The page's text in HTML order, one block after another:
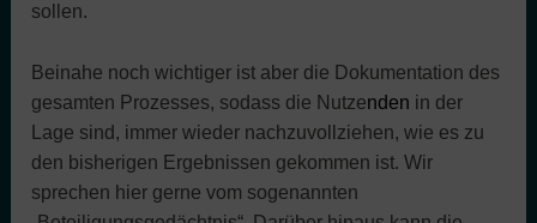
sollen.
Beinahe noch wichtiger ist aber die Dokumentation des
gesamten Prozesses, sodass die Nutzenden in der
Lage sind, immer wieder nachzuvollziehen, wie es zu
den bisherigen Ergebnissen gekommen ist. Wir
sprechen hier gerne vom sogenannten